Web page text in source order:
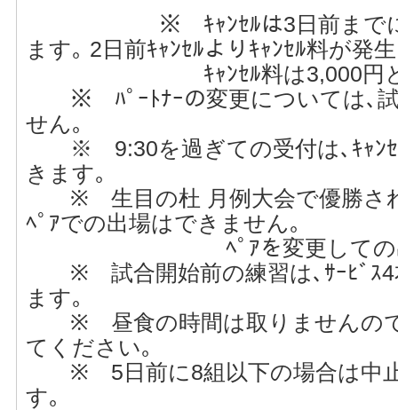
※ ｷｬﾝｾﾙは3日前までに､
ます｡ 2日前ｷｬﾝｾﾙよりｷｬﾝｾﾙ料が発
ｷｬﾝｾﾙ料は3,000円とな
※ ﾊﾟｰﾄﾅｰの変更については､試
せん｡
※ 9:30を過ぎての受付は､ｷｬﾝｾ
きます｡
※ 生目の杜 月例大会で優勝され
ﾍﾟｱでの出場はできません｡
ﾍﾟｱを変更しての出場
※ 試合開始前の練習は､ｻｰﾋﾞｽ4
ます｡
※ 昼食の時間は取りませんので
てください｡
※ 5日前に8組以下の場合は中止
す｡